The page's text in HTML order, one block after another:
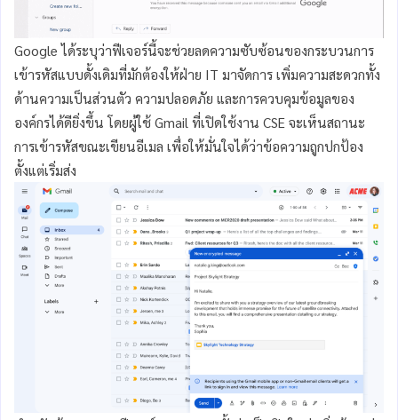
Google ได้ระบุว่าฟีเจอร์นี้จะช่วยลดความซับซ้อนของกระบวนการ
เข้ารหัสแบบดั้งเดิมที่มักต้องให้ฝ่าย IT มาจัดการ เพิ่มความสะดวกทั้ง
ด้านความเป็นส่วนตัว ความปลอดภัย และการควบคุมข้อมูลของ
องค์กรได้ดียิ่งขึ้น โดยผู้ใช้ Gmail ที่เปิดใช้งาน CSE จะเห็นสถานะ
การเข้ารหัสขณะเขียนอีเมล เพื่อให้มั่นใจได้ว่าข้อความถูกปกป้อง
ตั้งแต่เริ่มส่ง